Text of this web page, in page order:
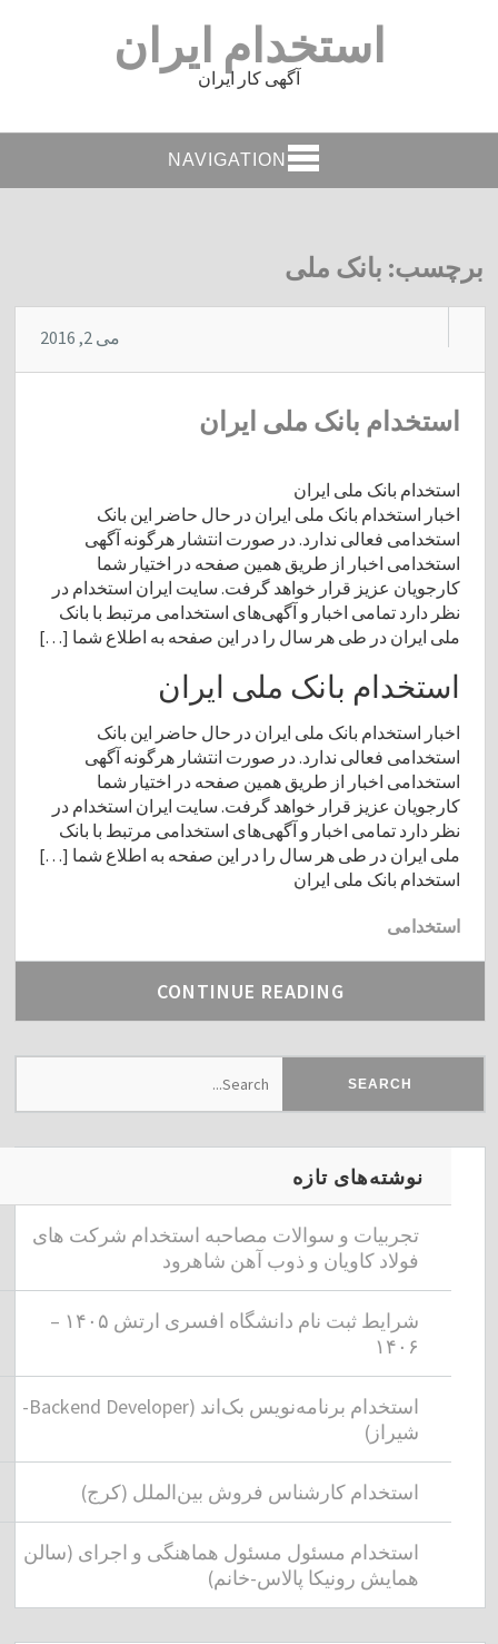
استخدام ایران
آگهی کار ایران
NAVIGATION
برچسب: بانک ملی
می 2, 2016
استخدام بانک ملی ایران
استخدام بانک ملی ایران
اخبار استخدام بانک ملی ایران در حال حاضر این بانک
استخدامی فعالی ندارد. در صورت انتشار هرگونه آگهی
استخدامی اخبار از طریق همین صفحه در اختیار شما
کارجویان عزیز قرار خواهد گرفت. سایت ایران استخدام در
نظر دارد تمامی‌ اخبار و آگهی‌های استخدامی‌ مرتبط با بانک
ملی ایران در طی هر سال را در این صفحه به اطلاع شما […]
استخدام بانک ملی ایران
اخبار استخدام بانک ملی ایران در حال حاضر این بانک
استخدامی فعالی ندارد. در صورت انتشار هرگونه آگهی
استخدامی اخبار از طریق همین صفحه در اختیار شما
کارجویان عزیز قرار خواهد گرفت. سایت ایران استخدام در
نظر دارد تمامی‌ اخبار و آگهی‌های استخدامی‌ مرتبط با بانک
ملی ایران در طی هر سال را در این صفحه به اطلاع شما […]
استخدام بانک ملی ایران
استخدامی
CONTINUE READING
نوشته‌های تازه
تجربیات و سوالات مصاحبه استخدام شرکت های
فولاد کاویان و ذوب آهن شاهرود
شرایط ثبت نام دانشگاه افسری ارتش ۱۴۰۵ –
۱۴۰۶
استخدام برنامه‌نویس بک‌اند (Backend Developer-
شیراز)
استخدام کارشناس فروش بین‌الملل (کرج)
استخدام مسئول مسئول هماهنگی و اجرای (سالن
همایش رونیکا پالاس-خانم)